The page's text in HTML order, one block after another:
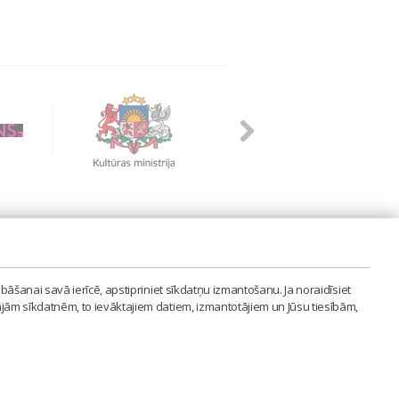
savā ierīcē, apstipriniet sīkdatņu izmantošanu. Ja noraidīsiet
sīkdatnēm, to ievāktajiem datiem, izmantotājiem un Jūsu tiesībām,